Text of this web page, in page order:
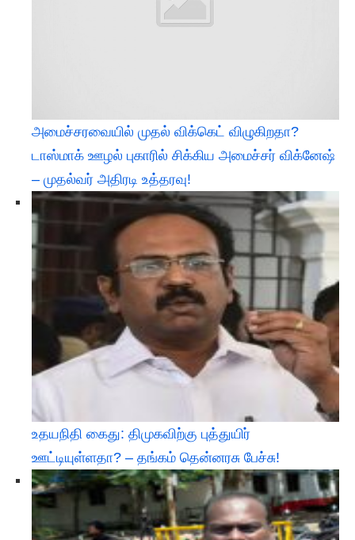
அமைச்சரவையில் முதல் விக்கெட் விழுகிறதா?
டாஸ்மாக் ஊழல் புகாரில் சிக்கிய அமைச்சர் விக்னேஷ்
– முதல்வர் அதிரடி உத்தரவு!
உதயநிதி கைது: திமுகவிற்கு புத்துயிர்
ஊட்டியுள்ளதா? – தங்கம் தென்னரசு பேச்சு!